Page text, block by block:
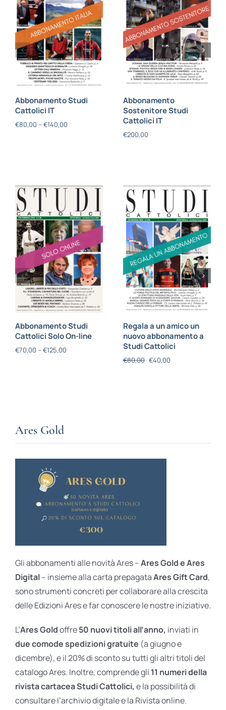
Abbonamento Studi
Cattolici IT
€80,00 – €140,00
Abbonamento
Sostenitore Studi
Cattolici IT
€200,00
Abbonamento Studi
Cattolici Solo On-line
€70,00 – €125,00
Regala a un amico un
nuovo abbonamento a
Studi Cattolici
€80,00 €40,00
Ares Gold
Gli abbonamenti alle novità Ares –Ares Gold e Ares
Digital– insieme alla carta prepagataAres Gift Card,
sono strumenti concreti per collaborare alla crescita
delle Edizioni Ares e far conoscere le nostre iniziative.
L’Ares Goldoffre50 nuovi titoli all’anno, inviati in
due comode spedizioni gratuite (a giugno e
dicembre), e il 20% di sconto su tutti gli altri titoli del
catalogo Ares. Inoltre, comprende gli 11 numeri della
rivista cartacea Studi Cattolici, e la possibilità di
consultare l’archivio digitale e la Rivista online.